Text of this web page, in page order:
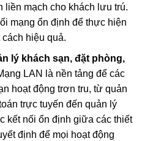
liền mạch cho khách lưu trú.
mạng ổn định để thực hiện
hiệu quả.
lý khách sạn, đặt phòng,
LAN là nền tảng để các
hoạt động trơn tru, từ quản
trực tuyến đến quản lý
kết nối ổn định giữa các thiết
định để mọi hoạt động